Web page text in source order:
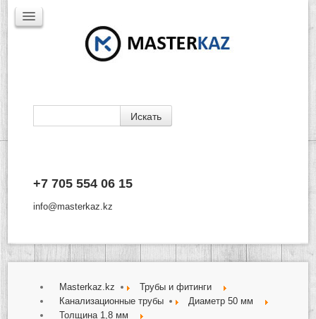
+7 705 554 06 15
info@masterkaz.kz
Доставка
Masterkaz.kz
Трубы и фитинги
Канализационные трубы
Диаметр 50 мм
Толщина 1,8 мм